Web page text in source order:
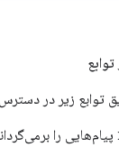
توابع زیر در
: پیام‌هایی را